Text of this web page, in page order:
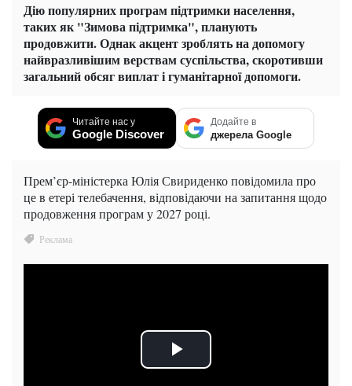
Дію популярних програм підтримки населення,
таких як "Зимова підтримка", планують
продовжити. Однак акцент зроблять на допомогу
найвразливішим верствам суспільства, скоротивши
загальний обсяг виплат і гуманітарної допомоги.
Читайте нас у
Google Discover
Додайте в
джерела Google
Прем’єр-міністерка Юлія Свириденко повідомила про
це в етері телебачення, відповідаючи на запитання щодо
продовження програм у 2027 році.